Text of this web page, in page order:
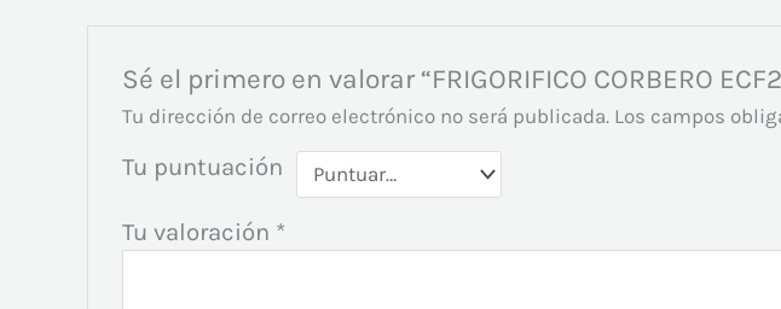
Sé el primero en valorar “FRIGORIFICO CORBERO
Tu dirección de correo electrónico no será publicada. Los campos
Tu puntuación
Tu valoración *